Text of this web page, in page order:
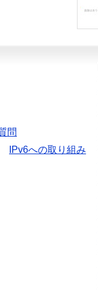
問
IPv6への取り組み